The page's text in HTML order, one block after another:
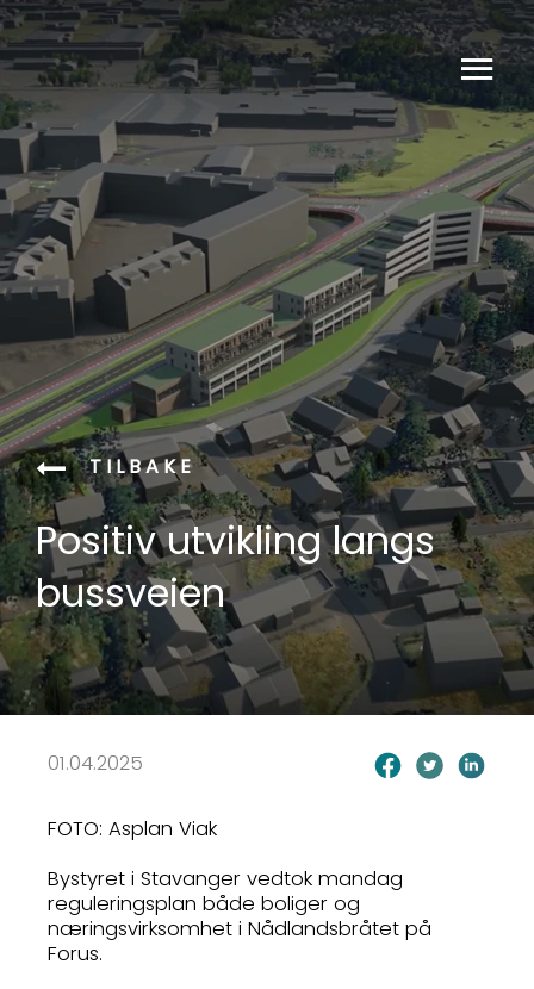
TILBAKE
Positiv utvikling langs
bussveien
01.04.2025
FOTO: Asplan Viak
Bystyret i Stavanger vedtok mandag
reguleringsplan både boliger og
næringsvirksomhet i Nådlandsbråtet på
Forus.